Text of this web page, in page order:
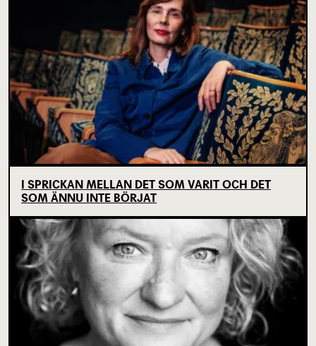
I SPRICKAN MELLAN DET SOM VARIT OCH DET
SOM ÄNNU INTE BÖRJAT